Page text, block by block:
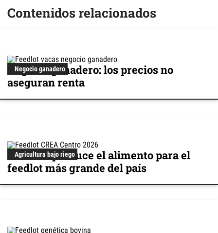
Contenidos relacionados
Negocio ganadero
Negocio ganadero: los precios no
aseguran renta
Agricultura bajo riego
Cómo se produce el alimento para el
feedlot más grande del país